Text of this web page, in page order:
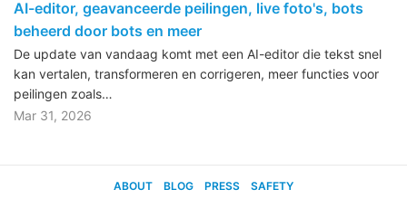
AI-editor, geavanceerde peilingen, live foto's, bots
beheerd door bots en meer
De update van vandaag komt met een AI-editor die tekst snel
kan vertalen, transformeren en corrigeren, meer functies voor
peilingen zoals…
Mar 31, 2026
ABOUT BLOG PRESS SAFETY